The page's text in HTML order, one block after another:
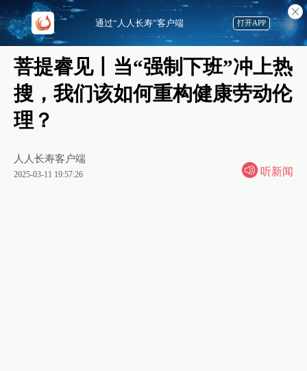
菩提睿见丨当“强制下班”冲上热
搜，我们该如何重构健康劳动伦
理？
人人长寿客户端
2025-03-11 19:57:26 听新闻
通过“人人长寿”客户端 打开APP